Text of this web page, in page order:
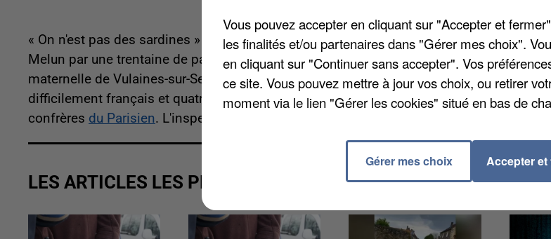
« On n'est pas des sardines » ! Voici le slogan repris en chœur devant l'inspection
Melun par une trentaine de parents d'élèves, hier. Ils demandent l'ouverture d'une 4ème
maternelle de Vulaines-sur-Seine. Un établissement qui compte 92 enfants, dont huit
difficilement français et quatre handicapés. Le bras de fer n'est pas près de se terminer
confrères du Parisien. L'inspection académique n'entend pas céder et les parents non
LES ARTICLES LES PLUS VUS
Vous pouvez accepter en cliquant sur "Accepter et
les finalités et/ou partenaires dans "Gérer mes choix".
en cliquant sur "Continuer sans accepter". Vos
ce site. Vous pouvez mettre à jour vos choix, ou retirer
moment via le lien "Gérer les cookies" situé en bas de
Gérer mes choix Accepter et